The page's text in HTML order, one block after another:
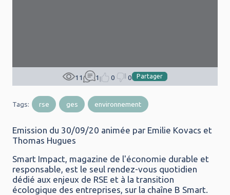
11 1 0 0 Partager
Tags rse ges environnement
Emission du 30/09/20 animée par Emilie Kovacs et
Thomas Hugues
Smart Impact, magazine de l'économie durable et
responsable, est le seul rendez-vous quotidien
dédié aux enjeux de RSE et à la transition
écologique des entreprises, sur la chaîne B Smart.